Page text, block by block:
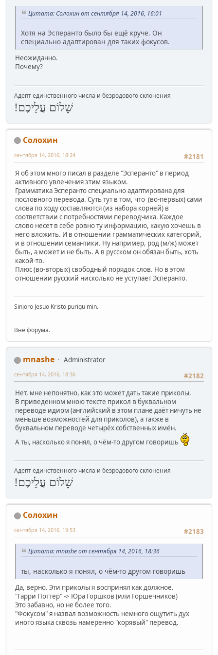
Цитата: Солохин от сентября 14, 2016, 16:01
Хотя на Эсперанто было бы ещё круче. Он
специально адаптирован для таких фокусов.
Неожиданно.
Почему?
Адепт единственного числа и безродового склонения
שָׁלוֹם עֲלֵיכֶם!
Солохин
#2181
сентября 14, 2016, 18:24
Я об этом много писал в разделе "Эсперанто" в период
активного увлечения этим языком.
Грамматика Эсперанто специально адаптирована для
пословного перевода. Суть тут в том, что (во-первых) сами
слова по ходу составляются (из набора корней) в
соответствии с потребностями переводчика. Каждое
слово несет в себе ровно ту информацию, какую хочешь в
него вложить. И в отношении грамматических категорий,
и в отношении семантики. Ну например, род (м/ж) может
быть, а может и не быть. А в русском он обязан быть, хоть
какой-то.
Плюс (во-вторых) свободный порядок слов. Но в этом
отношении русский нисколько не уступает Эсперанто.
Sinjoro Jesuo Kristo purigu min.
Вне форума.
mnashe
Administrator
#2182
сентября 14, 2016, 18:36
Нет, мне непонятно, как это может дать такие приколы.
В приведённом мною тексте прикол в буквальном
переводе идиом (английский в этом плане даёт ничуть не
меньше возможностей для приколов), а также в
буквальном переводе четырёх собственных имён.
А ты, насколько я понял, о чём-то другом говоришь
Адепт единственного числа и безродового склонения
שָׁלוֹם עֲלֵיכֶם!
Солохин
#2183
сентября 14, 2016, 19:53
Цитата: mnashe от сентября 14, 2016, 18:36
ты, насколько я понял, о чём-то другом говоришь
Да, верно. Эти приколы я воспринял как должное.
"Гарри Поттер" -> Юра Горшков (или Горшечников)
Это забавно, но не более того.
"Фокусом" я назвал возможность немного ощутить дух
иного языка сквозь намеренно "корявый" перевод.